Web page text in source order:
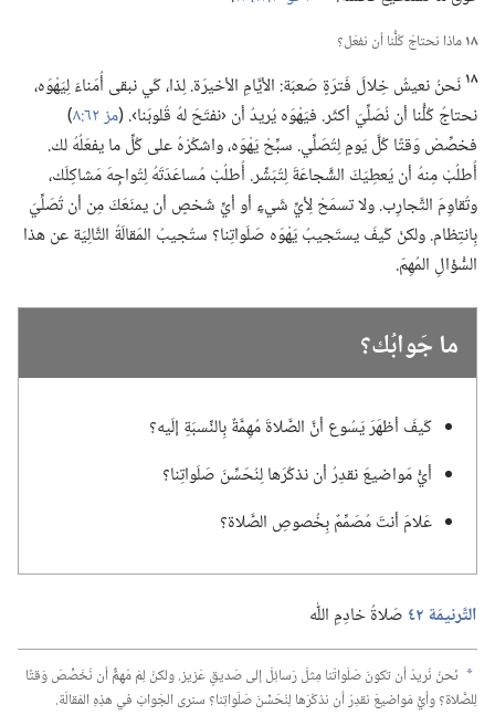
١٨ماذا نحتاجُ كُلُّنا أن نفعَل؟‏
١٨ نَحنُ نعيشُ خِلالَ فَترَةٍ صَعبَة:‏ الأيَّامِ الأخيرَة.‏ لِذا،‏ كَي نبقى أُمَناءَ لِيَهْوَه،‏
نحتاجُ كُلُّنا أن نُصَلِّيَ أكثَر.‏ فيَهْوَه يُريدُ أن ‹نفتَحَ لهُ قُلوبَنا›.‏ (‏مز ٦٢:‏٨
‏)‏
فخصِّصْ وَقتًا كُلَّ يَومٍ لِتُصَلِّي.‏ سبِّحْ يَهْوَه،‏ واشكُرْهُ على كُلِّ ما يفعَلُهُ لك.‏
أُطلُبْ مِنهُ أن يُعطِيَكَ الشَّجاعَةَ لِتُبَشِّر.‏ أُطلُبْ مُساعَدَتَهُ لِتُواجِهَ مَشاكِلَك،‏
وتُقاوِمَ التَّجارِب.‏ ولا تسمَحْ لِأيِّ شَيءٍ أو أيِّ شَخصٍ أن يمنَعَكَ مِن أن تُصَلِّيَ
بِانتِظام.‏ ولكنْ كَيفَ يستَجيبُ يَهْوَه صَلَواتِنا؟‏ ستُجيبُ المَقالَةُ التَّالِيَة عن هذا
السُّؤالِ المُهِمّ.‏
ما جَوابُك؟‏
كَيفَ أظهَرَ يَسُوع أنَّ الصَّلاةَ مُهِمَّةٌ بِالنِّسبَةِ إلَيه؟‏
أيُّ مَواضيعَ نقدِرُ أن نذكُرَها لِنُحَسِّنَ صَلَواتِنا؟‏
عَلامَ أنتَ مُصَمِّمٌ بِخُصوصِ الصَّلاة؟‏
التَّرنيمَة ٤٢ صَلاةُ خادِمِ اللّٰه
a نَحنُ نُريدُ أن تكونَ صَلَواتُنا مِثلَ رَسائِلَ إلى صَديقٍ عَزيز.‏ ولكنْ لِمَ مُهِمٌّ أن نُخَصِّصَ وَقتًا
لِلصَّلاة؟‏ وأيُّ مَواضيعَ نقدِرُ أن نذكُرَها لِنُحَسِّنَ صَلَواتِنا؟‏ سنرى الجَوابَ في هذِهِ المَقالَة.‏